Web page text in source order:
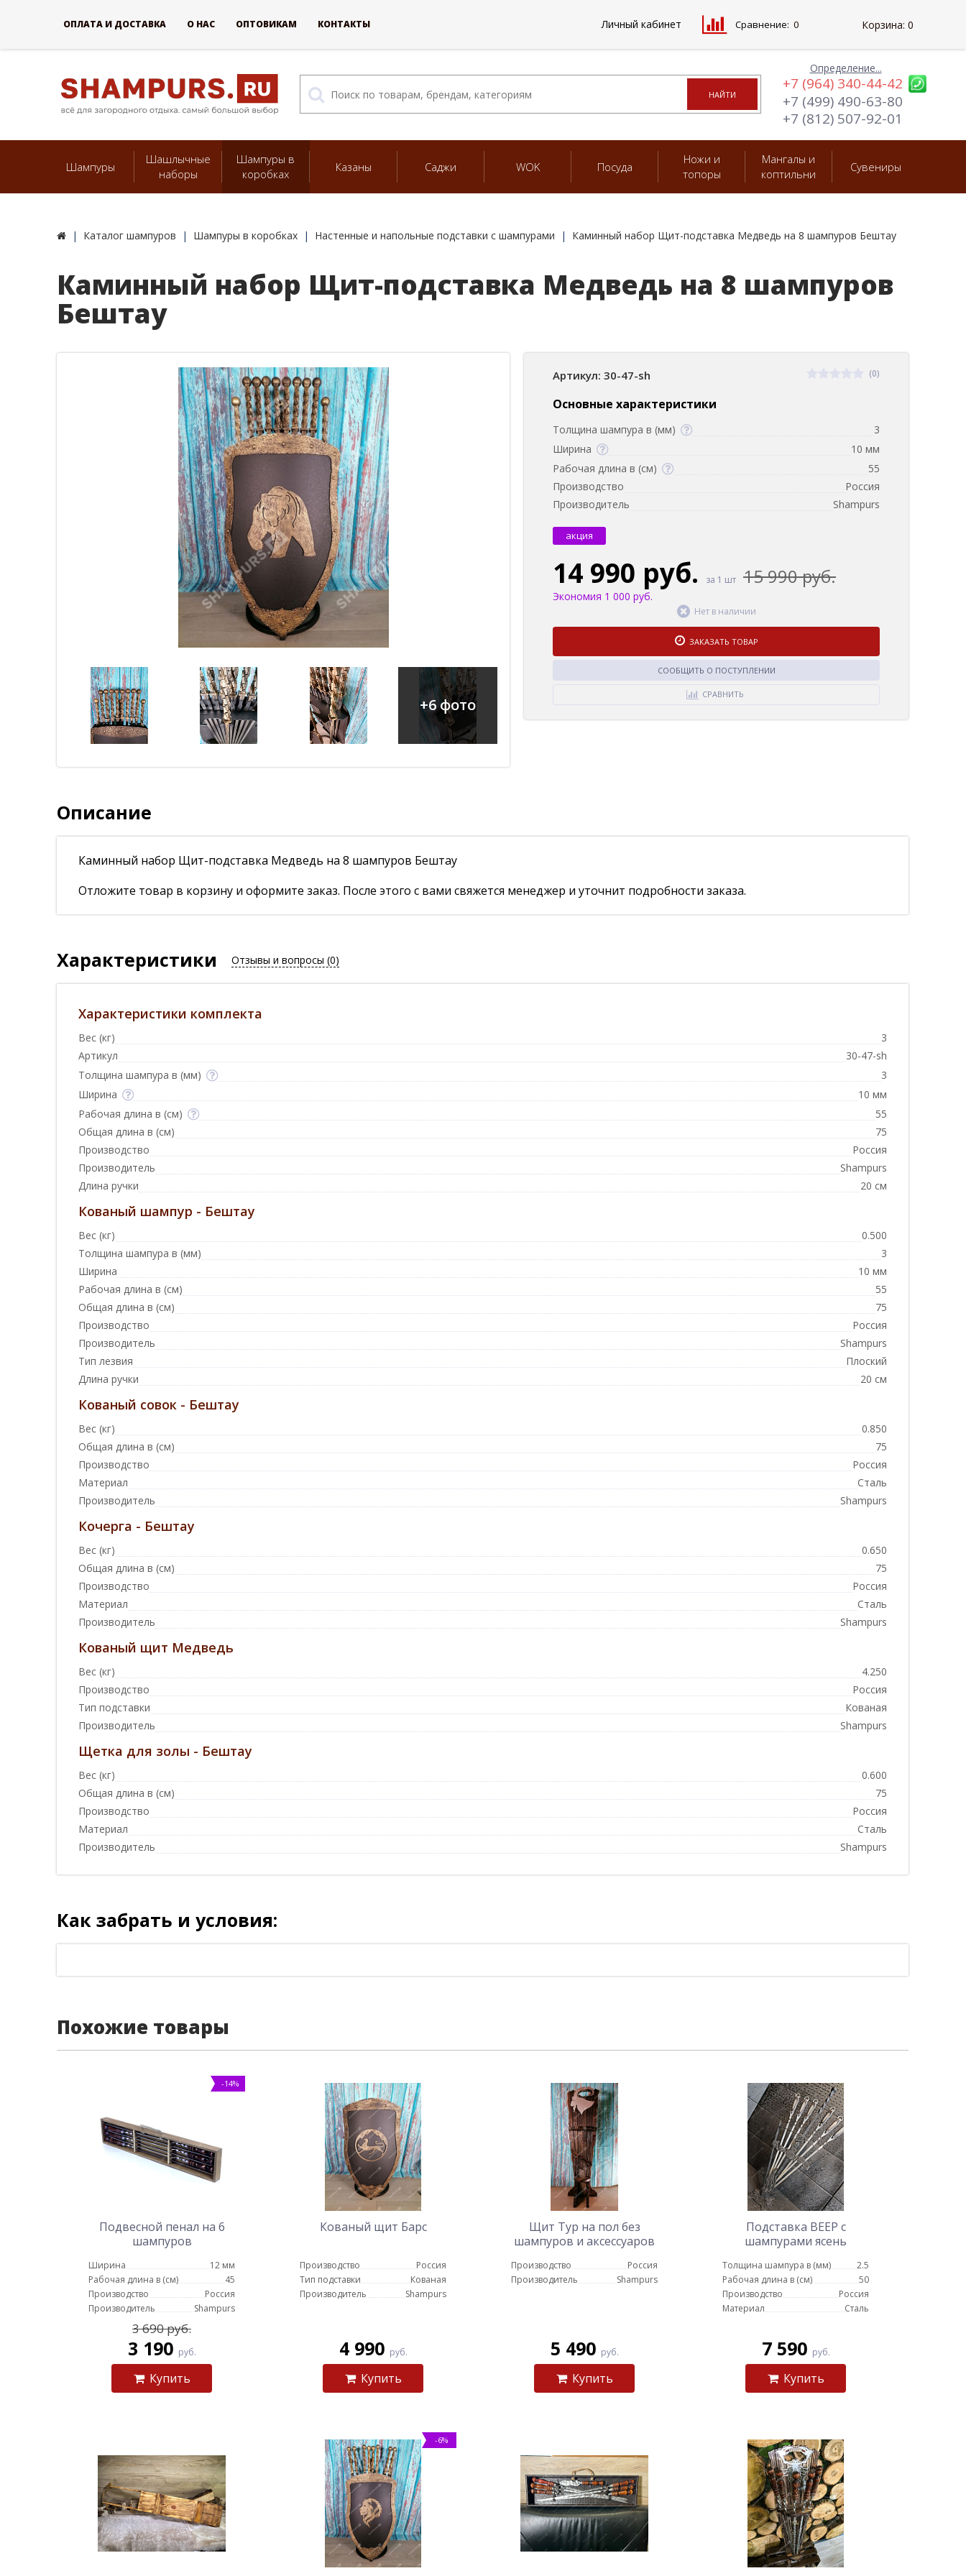
Определение...
+7 (964) 340-44-42
+7 (499) 490-63-80
+7 (812) 507-92-01
Шампуры
Шашлычные
наборы
Шампуры в
коробках
Казаны Саджи WOK Посуда
Ножи и
топоры
Мангалы и
коптильни
Сувениры
Каталог шампуров Шампуры в коробках Настенные и напольные подставки с шампурами Каминный набор Щит-подставка Медведь на 8 шампуров Бештау
Каминный набор Щит-подставка Медведь на 8 шампуров
Бештау
+6 фото
Артикул: 30-47-sh (0)
Основные характеристики
Толщина шампура в (мм)
3
Ширина
10 мм
Рабочая длина в (см)
55
Производство
Россия
Производитель
Shampurs
акция
14 990 руб. за 1 шт 15 990 руб.
Экономия 1 000 руб.
Нет в наличии
ЗАКАЗАТЬ ТОВАР
СООБЩИТЬ О ПОСТУПЛЕНИИ
СРАВНИТЬ
Описание
Каминный набор Щит-подставка Медведь на 8 шампуров Бештау
Отложите товар в корзину и оформите заказ. После этого с вами свяжется менеджер и уточнит подробности заказа.
Характеристики Отзывы и вопросы (0)
Характеристики комплекта
Вес (кг)
3
Артикул
30-47-sh
Толщина шампура в (мм)
3
Ширина
10 мм
Рабочая длина в (см)
55
Общая длина в (см)
75
Производство
Россия
Производитель
Shampurs
Длина ручки
20 см
Кованый шампур - Бештау
Вес (кг)
0.500
Толщина шампура в (мм)
3
Ширина
10 мм
Рабочая длина в (см)
55
Общая длина в (см)
75
Производство
Россия
Производитель
Shampurs
Тип лезвия
Плоский
Длина ручки
20 см
Кованый совок - Бештау
Вес (кг)
0.850
Общая длина в (см)
75
Производство
Россия
Материал
Сталь
Производитель
Shampurs
Кочерга - Бештау
Вес (кг)
0.650
Общая длина в (см)
75
Производство
Россия
Материал
Сталь
Производитель
Shampurs
Кованый щит Медведь
Вес (кг)
4.250
Производство
Россия
Тип подставки
Кованая
Производитель
Shampurs
Щетка для золы - Бештау
Вес (кг)
0.600
Общая длина в (см)
75
Производство
Россия
Материал
Сталь
Производитель
Shampurs
Как забрать и условия:
Похожие товары
-14%
Подвесной пенал на 6
шампуров
Ширина
12 мм
Рабочая длина в (см)
45
Производство
Россия
Производитель
Shampurs
3 690 руб.
3 190 руб.
Купить
Кованый щит Барс
Производство
Россия
Тип подставки
Кованая
Производитель
Shampurs
4 990 руб.
Купить
Щит Тур на пол без
шампуров и аксессуаров
Производство
Россия
Производитель
Shampurs
5 490 руб.
Купить
Подставка ВЕЕР с
шампурами ясень
Толщина шампура в (мм)
2.5
Рабочая длина в (см)
50
Производство
Россия
Материал
Сталь
7 590 руб.
Купить
-6%
ОПЛАТА И ДОСТАВКА О НАС ОПТОВИКАМ КОНТАКТЫ Личный кабинет Сравнение: 0 Корзина: 0